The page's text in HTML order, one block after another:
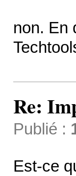
non. En
Re:
Publié :
Est-ce